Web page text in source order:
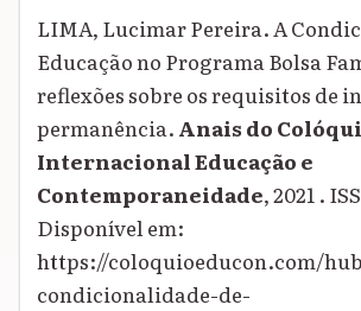
LIMA, Lucimar Pereira. A
Educação no Programa Bolsa
reflexões sobre os requisitos de
permanência. Anais do
Internacional Educação e
Contemporaneidade, 2021 .
Disponível em:
https://coloquioeducon.com/
condicionalidade-de-